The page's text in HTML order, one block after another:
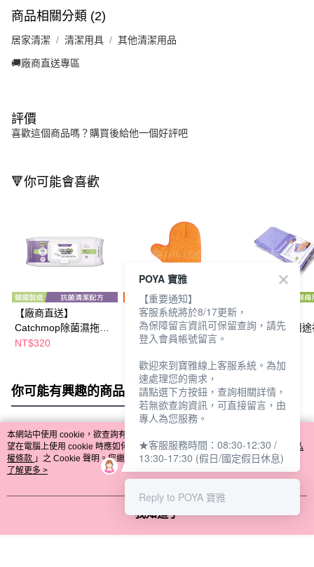
商品相關分類 (2)
居家清潔 清潔用具 其他清潔用品
🚚廠商直送專區
評價
喜歡這個商品嗎？購買後給他一個好評吧
🔻你可能會喜歡
【廠商直送】
Catchmop除菌濕拖巾
30張(1包)
NT$320
【廠商直送】
Catchmop手套抹布
NT$278
【廠商直送】
Catchmop多用途
你可能有興趣的商品 全站排行
熱門標籤
本網站中使用 cookie，欲查詢有關本網站使用 cookie 方式之詳情，及若您不希
望在電腦上使用 cookie 時應如何變更電腦的 cookie 設定，請參閱本網站「
隱私
權條款 」之 Cookie 聲明。您繼續使用本網站即表示您同意本公司得按本網站使
用條款之 Cookie 聲明使用 cookie。
了解更多 >
我知道了
POYA 寶雅
【重要通知】
客服系統將於8/17更新，
為保障留言資訊可保留查詢，請先
登入會員帳號留言。
歡迎來到寶雅線上客服系統。為加
速處理您的需求，
請點選下方按鈕，查詢相關詳情，
若無欲查詢資訊，可直接留言，由
專人為您服務。
★客服服務時間：08:30-12:30 /
13:30-17:30 (假日/國定假日休息)
Reply to POYA 寶雅